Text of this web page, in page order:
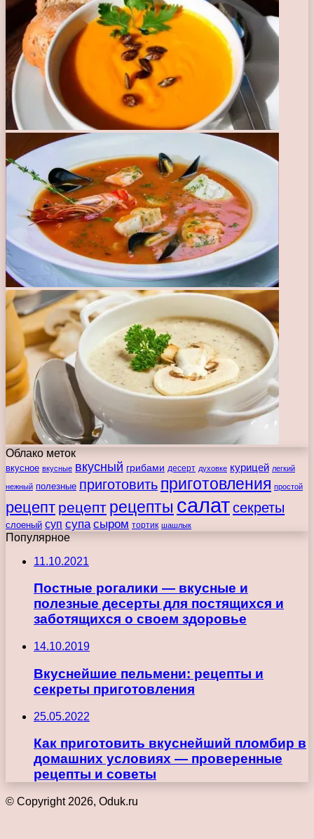
Облако меток
вкусное вкусные вкусный грибами десерт духовке курицей легкий
нежный полезные приготовить приготовления простой
рецепт рецепт рецепты салатсекреты
слоеный суп супа сыром тортик шашлык
Популярное
11.10.2021
Постные рогалики — вкусные и
полезные десерты для постящихся и
заботящихся о своем здоровье
14.10.2019
Вкуснейшие пельмени: рецепты и
секреты приготовления
25.05.2022
Как приготовить вкуснейший пломбир в
домашних условиях — проверенные
рецепты и советы
© Copyright 2026, Oduk.ru